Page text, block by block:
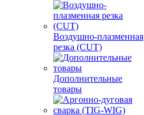
Воздушно-плазменная
резка (CUT)
Дополнительные
товары